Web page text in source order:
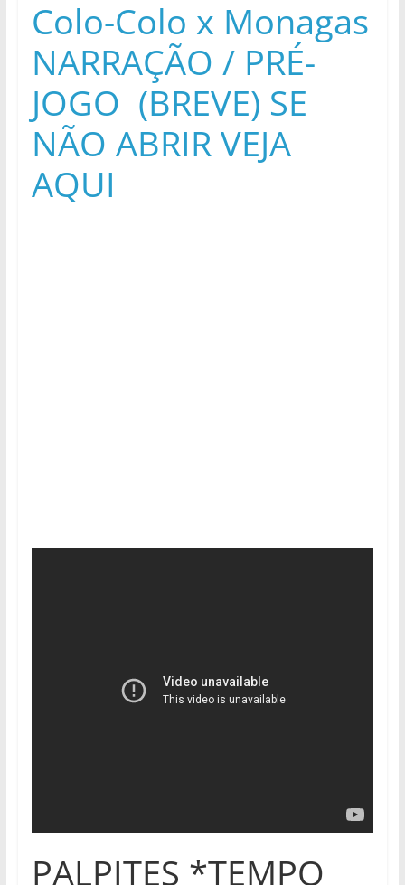
Colo-Colo x Monagas
NARRAÇÃO / PRÉ-
JOGO (BREVE) SE
NÃO ABRIR VEJA
AQUI
PALPITES *TEMPO